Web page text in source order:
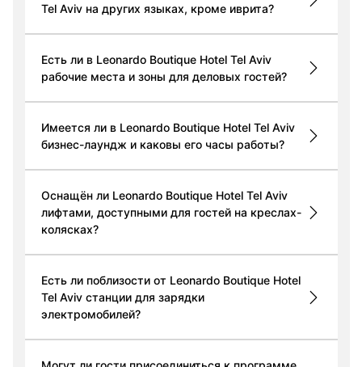
Tel Aviv на других языках, кроме иврита?
Есть ли в Leonardo Boutique Hotel Tel Aviv
рабочие места и зоны для деловых гостей?
Имеется ли в Leonardo Boutique Hotel Tel Aviv
бизнес-лаундж и каковы его часы работы?
Оснащён ли Leonardo Boutique Hotel Tel Aviv
лифтами, доступными для гостей на креслах-
колясках?
Есть ли поблизости от Leonardo Boutique Hotel
Tel Aviv станции для зарядки
электромобилей?